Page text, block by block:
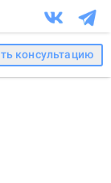
консультацию